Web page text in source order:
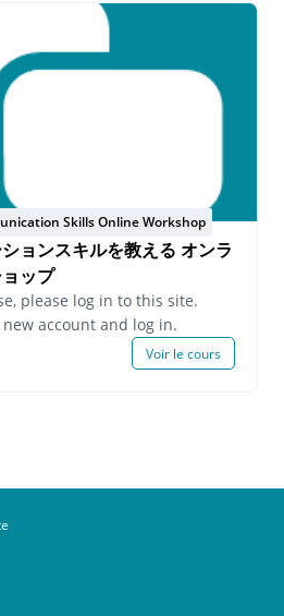
Skills Online Workshop
ョンスキルを教える オンラ
ップ
please log in to this site.
account and log in.
Voir le cours